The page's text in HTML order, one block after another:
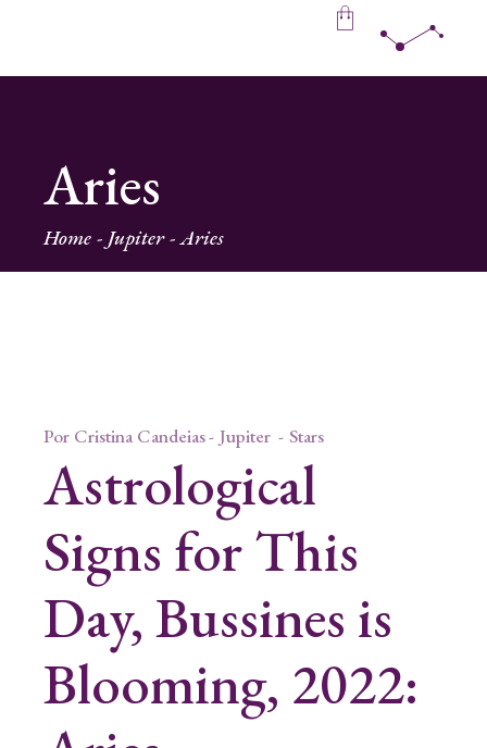
Aries
Home Jupiter Aries
Por Cristina Candeias Jupiter Stars
Astrological
Signs for This
Day, Bussines is
Blooming, 2022: